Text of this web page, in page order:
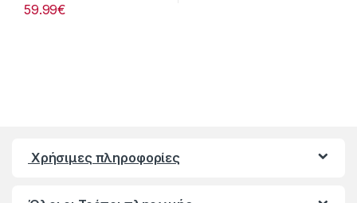
59.99€
Χρήσιμες πληροφορίες